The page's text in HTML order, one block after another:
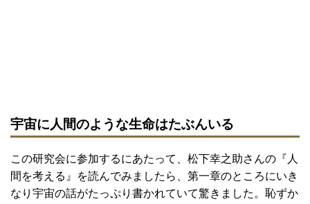
宇宙に人間のような生命はたぶんいる
この研究会に参加するにあたって、松下幸之助さんの『人
間を考える』を読んでみましたら、第一章のところにいき
なり宇宙の話がたっぷり書かれていて驚きました。恥ずか